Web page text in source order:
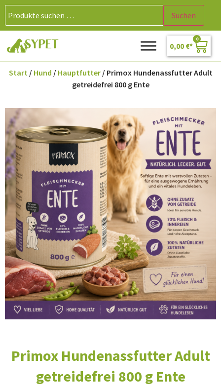
Suchen
0,00 €
0
Start/ Hund / Hauptfutter/ Primox Hundenassfutter Adult
getreidefrei 800 g Ente
Primox Hundenassfutter Adult
getreidefrei 800 g Ente